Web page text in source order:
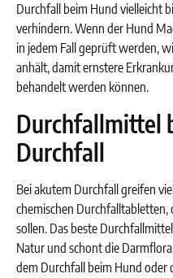
Durchfall beim Hund vielleicht
verhindern. Wenn der Hund
in jedem Fall geprüft werden,
anhält, damit ernstere
behandelt werden können.
Durchfallmittel
Durchfall
Bei akutem Durchfall greifen
chemischen Durchfalltabletten,
sollen. Das beste
Natur und schont die
dem Durchfall beim Hund oder